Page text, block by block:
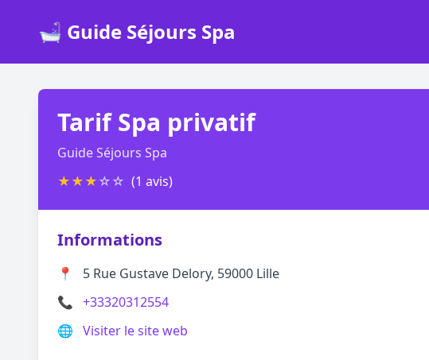
🛁 Guide Séjours Spa
Tarif Spa privatif
Guide Séjours Spa
★★★☆☆ (1 avis)
Informations
📍
5 Rue Gustave Delory, 59000 Lille
📞 +33320312554
🌐 Visiter le site web